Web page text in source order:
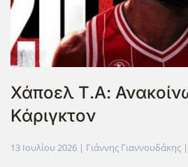
Χάποελ Τ.Α:
Κάριγκτον
13 Ιουλίου 2026 | Γιάννης Γιαννουδάκης |